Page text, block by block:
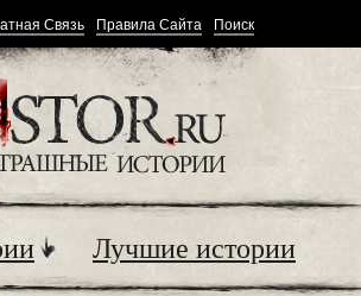
Связь Правила Сайта Поиск
Лучшие истории